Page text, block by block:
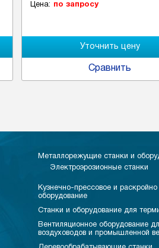
Цена:
по запросу
Сравнить
Металлорежущие станки и
Электроэрозионные станки
Кузнечно-прессовое и раскройно
оборудование
Станки и оборудование для
Вентиляционное оборудование
воздуховодов и промышленной